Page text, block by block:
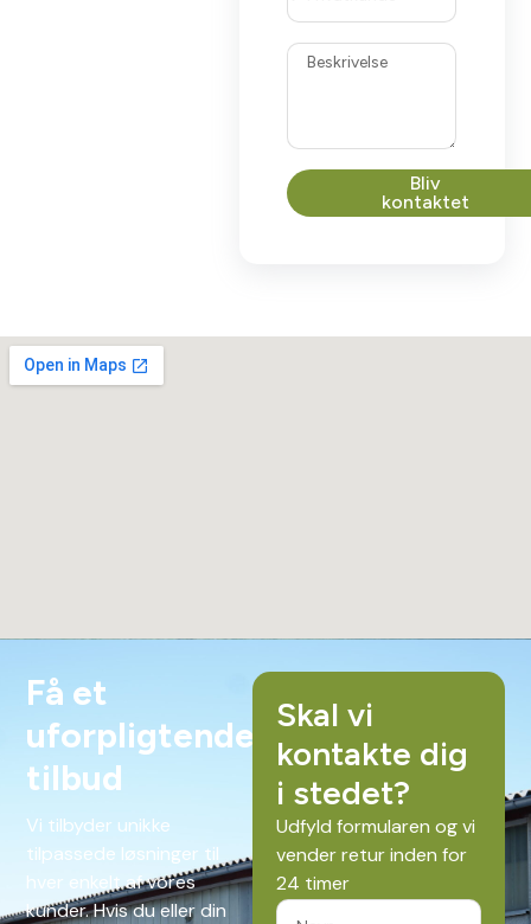
Bliv
kontaktet
Få et
uforpligtende
tilbud
Vi tilbyder unikke
tilpassede løsninger til
hver enkelt af vores
kunder. Hvis du eller din
Skal vi
kontakte dig
i stedet?
Udfyld formularen og vi
vender retur inden for
24 timer